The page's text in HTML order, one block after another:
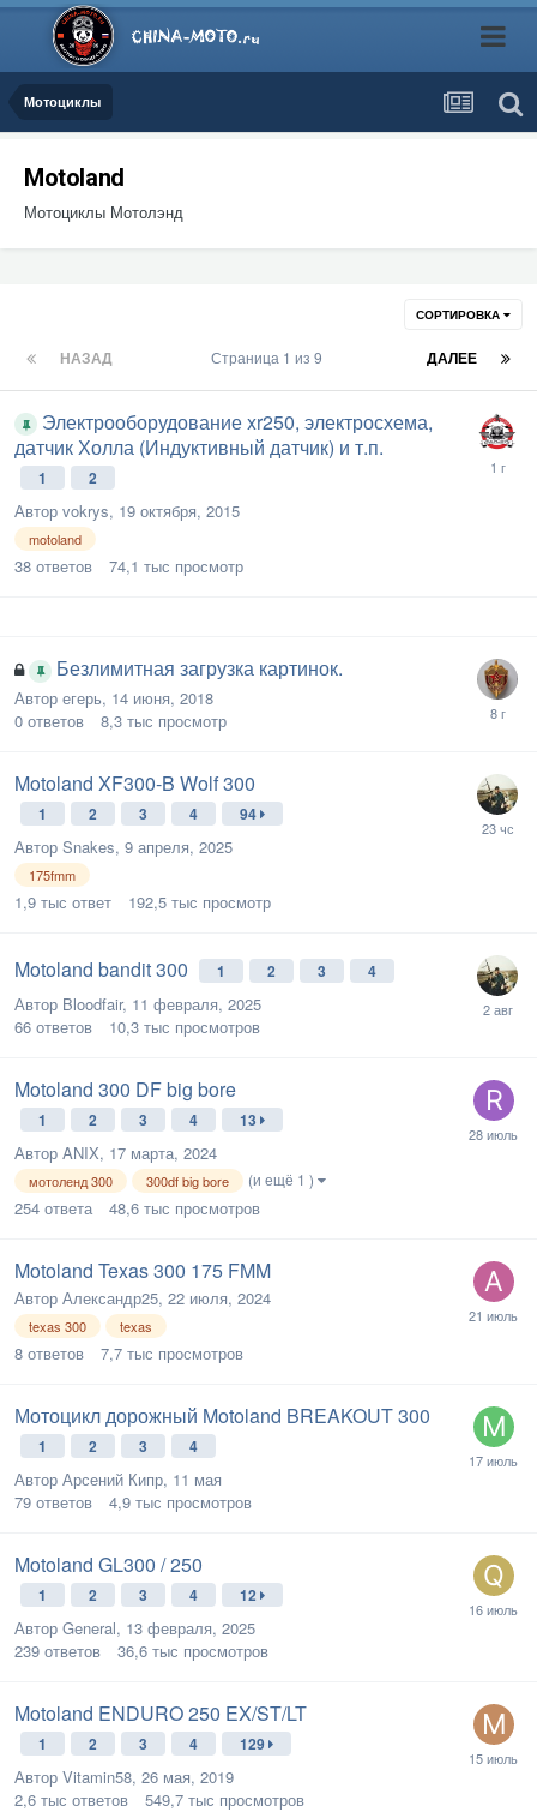
Мотоциклы
Motoland
Мотоциклы Мотолэнд
СОРТИРОВКА
НАЗАД ДАЛЕЕ
Страница 1 из 9
Электрооборудование xr250, электросхема,
датчик Холла (Индуктивный датчик) и т.п.
1 2
Автор vokrys, 19 октября, 2015
motoland
38 ответов 74,1 тыс просмотр
Безлимитная загрузка картинок.
Автор егерь, 14 июня, 2018
0 ответов 8,3 тыс просмотр
Motoland XF300-B Wolf 300
1 2 3 4 94
Автор Snakes, 9 апреля, 2025
175fmm
1,9 тыс ответ 192,5 тыс просмотр
Motoland bandit 300 1 2 3 4
Автор Bloodfair, 11 февраля, 2025
66 ответов 10,3 тыс просмотров
Motoland 300 DF big bore
1 2 3 4 13
Автор ANIX, 17 марта, 2024
мотоленд 300 300df big bore (и ещё 1 )
254 ответа 48,6 тыс просмотров
Motoland Texas 300 175 FMM
Автор Александр25, 22 июля, 2024
texas 300 texas
8 ответов 7,7 тыс просмотров
Мотоцикл дорожный Motoland BREAKOUT 300
1 2 3 4
Автор Арсений Кипр, 11 мая
79 ответов 4,9 тыс просмотров
Motoland GL300 / 250
1 2 3 4 12
Автор General, 13 февраля, 2025
239 ответов 36,6 тыс просмотров
Motoland ENDURO 250 EX/ST/LT
1 2 3 4 129
Автор Vitamin58, 26 мая, 2019
2,6 тыс ответов 549,7 тыс просмотров